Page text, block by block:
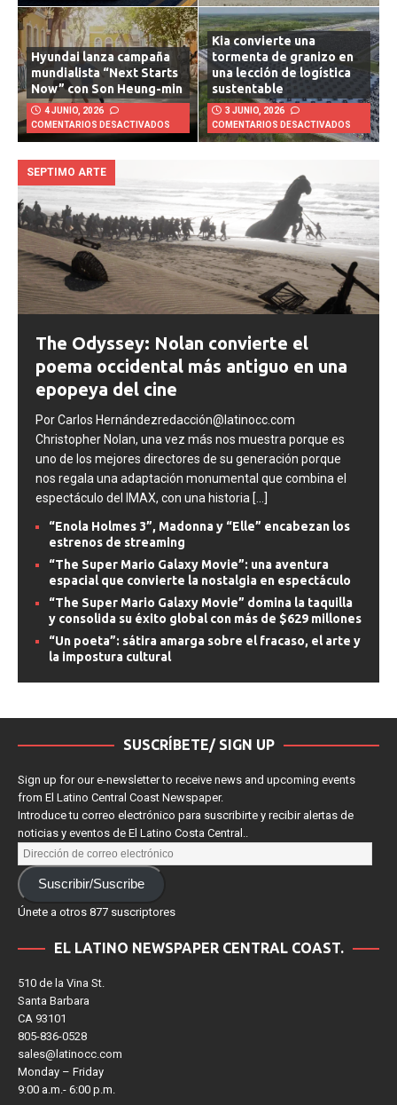
Hyundai lanza campaña
mundialista “Next Starts
Now” con Son Heung-min
4 JUNIO, 2026
COMENTARIOS DESACTIVADOS
Kia convierte una
tormenta de granizo en
una lección de logística
sustentable
3 JUNIO, 2026
COMENTARIOS DESACTIVADOS
SEPTIMO ARTE
The Odyssey: Nolan convierte el
poema occidental más antiguo en una
epopeya del cine
Por Carlos Hernándezredacción@latinocc.com
Christopher Nolan, una vez más nos muestra porque es
uno de los mejores directores de su generación porque
nos regala una adaptación monumental que combina el
espectáculo del IMAX, con una historia [...]
“Enola Holmes 3”, Madonna y “Elle” encabezan los
estrenos de streaming
“The Super Mario Galaxy Movie”: una aventura
espacial que convierte la nostalgia en espectáculo
“The Super Mario Galaxy Movie” domina la taquilla
y consolida su éxito global con más de $629 millones
“Un poeta”: sátira amarga sobre el fracaso, el arte y
la impostura cultural
SUSCRÍBETE/ SIGN UP
Sign up for our e-newsletter to receive news and upcoming events
from El Latino Central Coast Newspaper.
Introduce tu correo electrónico para suscribirte y recibir alertas de
noticias y eventos de El Latino Costa Central..
Suscribir/Suscribe
Únete a otros 877 suscriptores
EL LATINO NEWSPAPER CENTRAL COAST.
510 de la Vina St.
Santa Barbara
CA 93101
805-836-0528
sales@latinocc.com
Monday – Friday
9:00 a.m.- 6:00 p.m.